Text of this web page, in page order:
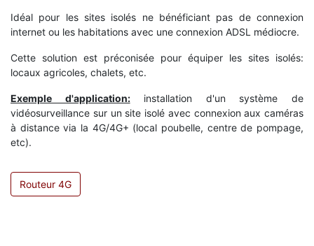
Idéal pour les sites isolés ne bénéficiant pas de connexion
internet ou les habitations avec une connexion ADSL médiocre.
Cette solution est préconisée pour équiper les sites isolés:
locaux agricoles, chalets, etc.
Exemple d'application:installation d'un système de
vidéosurveillance sur un site isolé avec connexion aux caméras
à distance via la 4G/4G+ (local poubelle, centre de pompage,
etc).
Routeur 4G